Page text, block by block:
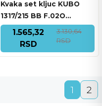
Kvaka set kljuc KUBO
1317/215 BB F.02O
MESING MAT
1.565,32
RSD
3.130,64
RSD
1 2